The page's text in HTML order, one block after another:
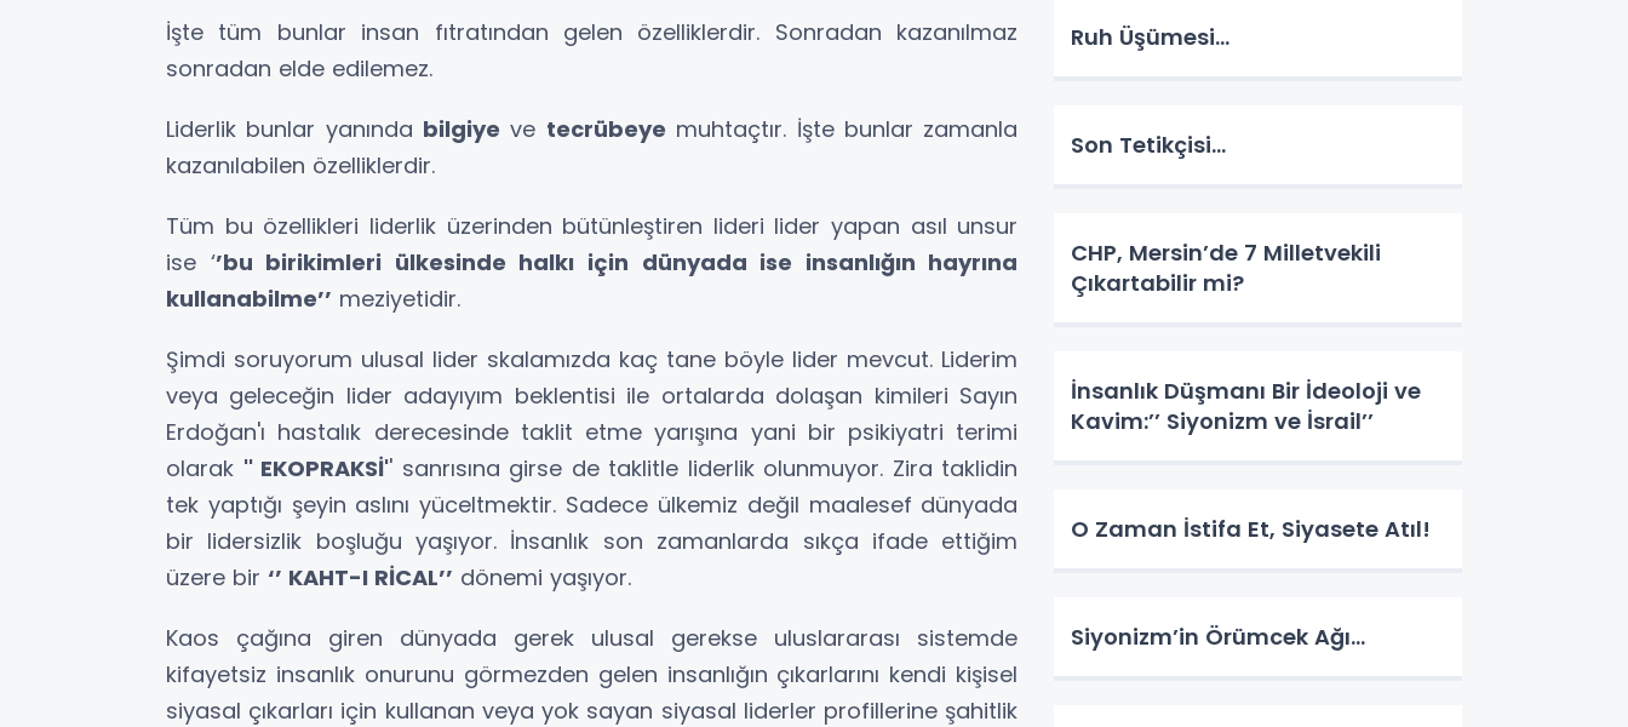
İşte tüm bunlar insan fıtratından gelen özelliklerdir. Sonradan kazanılmaz
sonradan elde edilemez.
Liderlik bunlar yanında bilgiye ve tecrübeye muhtaçtır. İşte bunlar zamanla
kazanılabilen özelliklerdir.
Tüm bu özellikleri liderlik üzerinden bütünleştiren lideri lider yapan asıl unsur
ise ‘’bu birikimleri ülkesinde halkı için dünyada ise insanlığın hayrına
kullanabilme’’ meziyetidir.
Şimdi soruyorum ulusal lider skalamızda kaç tane böyle lider mevcut. Liderim
veya geleceğin lider adayıyım beklentisi ile ortalarda dolaşan kimileri Sayın
Erdoğan'ı hastalık derecesinde taklit etme yarışına yani bir psikiyatri terimi
olarak '' EKOPRAKSİ'' sanrısına girse de taklitle liderlik olunmuyor. Zira taklidin
tek yaptığı şeyin aslını yüceltmektir. Sadece ülkemiz değil maalesef dünyada
bir lidersizlik boşluğu yaşıyor. İnsanlık son zamanlarda sıkça ifade ettiğim
üzere bir ‘’ KAHT-I RİCAL’’ dönemi yaşıyor.
Kaos çağına giren dünyada gerek ulusal gerekse uluslararası sistemde
kifayetsiz insanlık onurunu görmezden gelen insanlığın çıkarlarını kendi kişisel
siyasal çıkarları için kullanan veya yok sayan siyasal liderler profillerine şahitlik
Ruh Üşümesi…
Son Tetikçisi…
CHP, Mersin’de 7 Milletvekili
Çıkartabilir mi?
İnsanlık Düşmanı Bir İdeoloji ve
Kavim:’’ Siyonizm ve İsrail’’
O Zaman İstifa Et, Siyasete Atıl!
Siyonizm’in Örümcek Ağı…